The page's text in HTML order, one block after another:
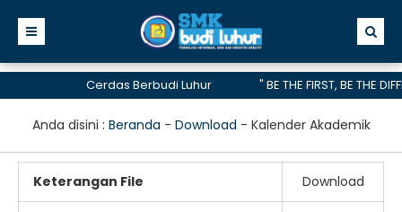
Cerdas Berbudi Luhur
" BE THE FIRST, BE THE
telah menerima akreditasi A hingga 2028
Anda disini : Beranda - Download - Kalender Akademik
Keterangan File Download